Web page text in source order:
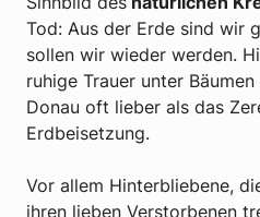
Tod: Aus der Erde sind wir
sollen wir wieder werden.
ruhige Trauer unter
Donau oft lieber als das
Erdbeisetzung.
Vor allem Hinterbliebene,
ihren lieben Verstorbenen